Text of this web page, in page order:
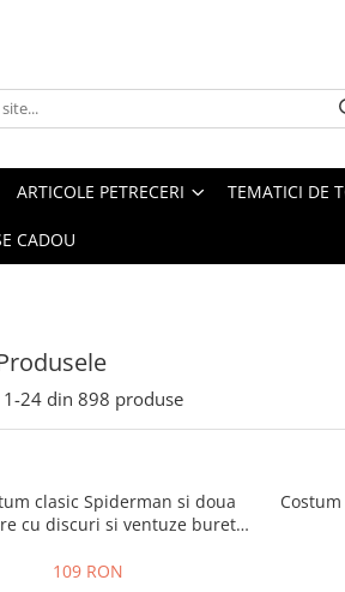
ARTICOLE PETRECERI TEMATICI DE
CADOU
1-24 din 898 produse
clasic Spiderman si doua
cu discuri si ventuze burete
109 RON